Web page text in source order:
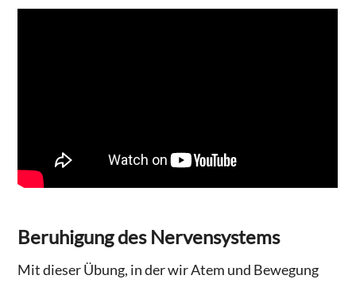
Beruhigung des Nervensystems
Mit dieser Übung, in der wir Atem und Bewegung